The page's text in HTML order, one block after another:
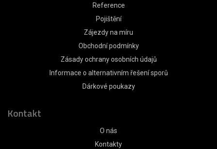
Reference
Pojištění
Zájezdy na míru
Obchodní podmínky
Zásady ochrany osobních údajů
Informace o alternativním řešení sporů
Dárkové poukazy
Kontakt
O nás
Kontakty